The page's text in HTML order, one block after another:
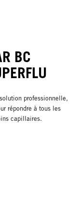
BC
professionnelle,
répondre à tous les
capillaires.